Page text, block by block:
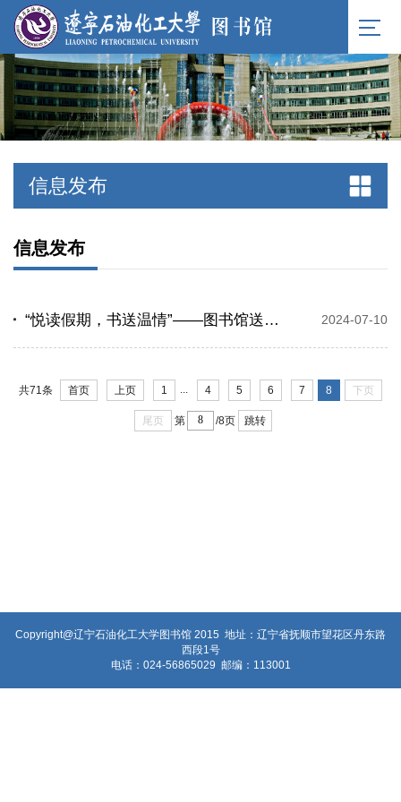
信息发布
信息发布
“悦读假期，书送温情”——图书馆送书到家服务全新启航 2024-07-10
共71条 首页 上页 1 4 5 6 7 8 下页
尾页 第 /8页 跳转
Copyright@辽宁石油化工大学图书馆 2015 地址：辽宁省抚顺市望花区丹东路
西段1号
电话：024-56865029 邮编：113001